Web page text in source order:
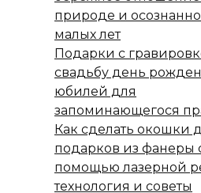
природе и
малых лет
Подарки с
свадьбу день
юбилей для
запоминающегося
Как сделать окошки
подарков из фанеры
помощью лазерной
технология и советы